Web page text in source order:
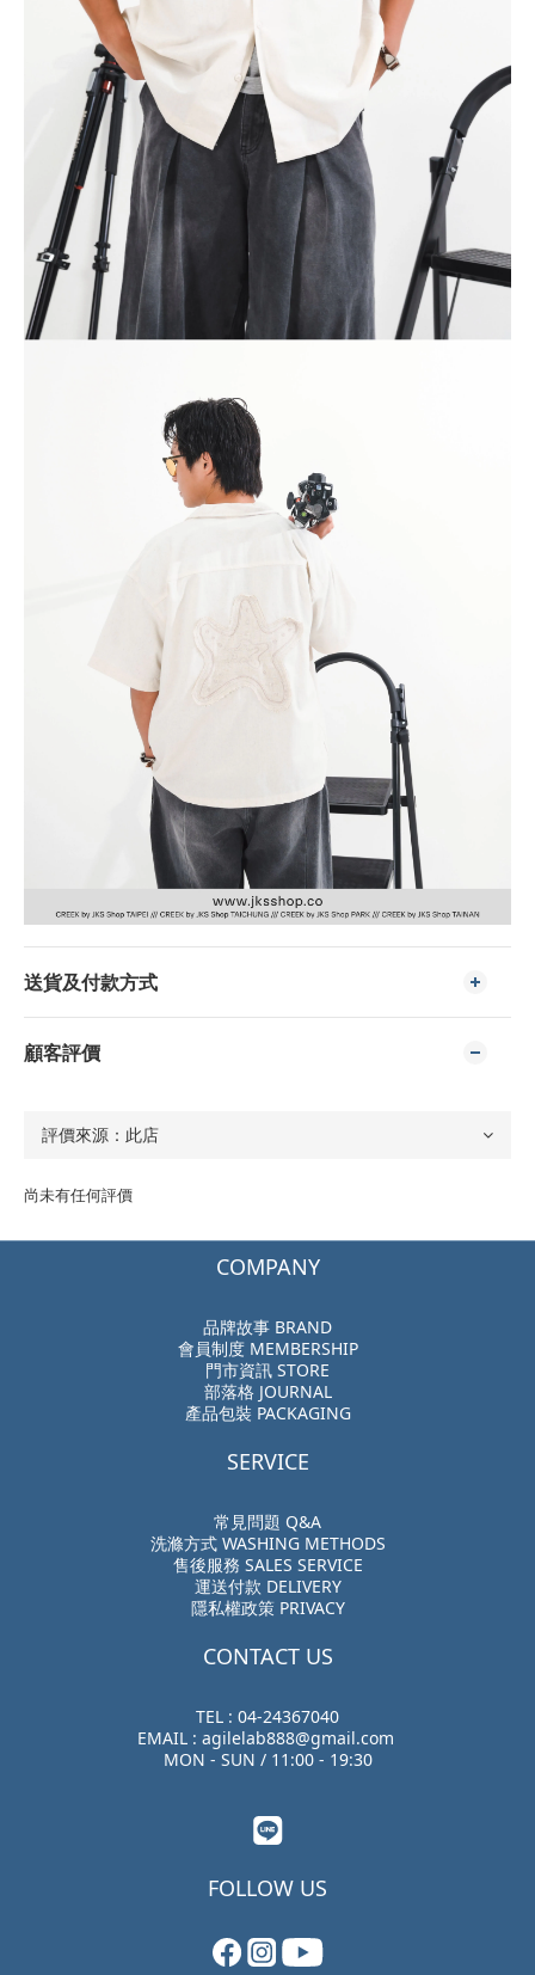
送貨及付款方式
顧客評價
尚未有任何評價
COMPANY
品牌故事 BRAND
會員制度 MEMBERSHIP
門市資訊 STORE
部落格 JOURNAL
產品包裝 PACKAGING
SERVICE
常見問題 Q&A
洗滌方式 WASHING METHODS
售後服務 SALES SERVICE
運送付款 DELIVERY
隱私權政策 PRIVACY
CONTACT US
TEL : 04-24367040
EMAIL : agilelab888@gmail.com
MON - SUN / 11:00 - 19:30
FOLLOW US